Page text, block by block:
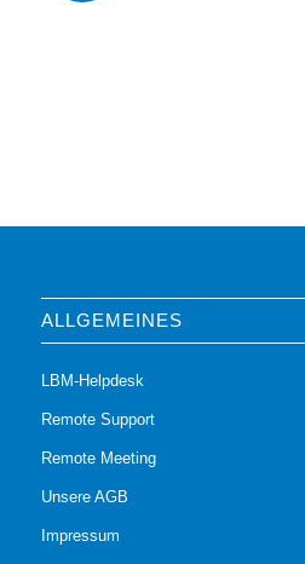
ALLGEMEINES
LBM-Helpdesk
Remote Support
Remote Meeting
Unsere AGB
Impressum